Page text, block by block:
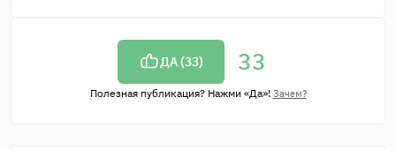
ДА (33) 33
Полезная публикация? Нажми «Да»! Зачем?